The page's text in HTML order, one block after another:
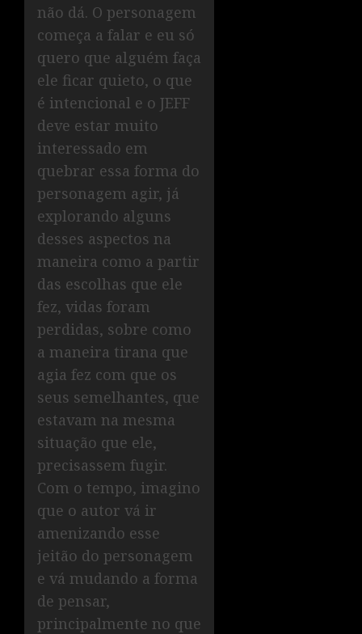
não dá. O personagem
começa a falar e eu só
quero que alguém faça
ele ficar quieto, o que
é intencional e o JEFF
deve estar muito
interessado em
quebrar essa forma do
personagem agir, já
explorando alguns
desses aspectos na
maneira como a partir
das escolhas que ele
fez, vidas foram
perdidas, sobre como
a maneira tirana que
agia fez com que os
seus semelhantes, que
estavam na mesma
situação que ele,
precisassem fugir.
Com o tempo, imagino
que o autor vá ir
amenizando esse
jeitão do personagem
e vá mudando a forma
de pensar,
principalmente no que